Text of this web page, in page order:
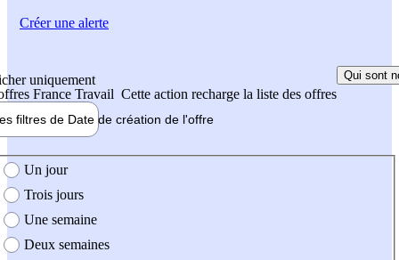
uniquement
France Travail Cette action recharge la liste des offres
Qui sont
filtres de Date de création de l'offre
création de l'offre
Un jour
Trois jours
Une semaine
Deux semaines
Créer une alerte